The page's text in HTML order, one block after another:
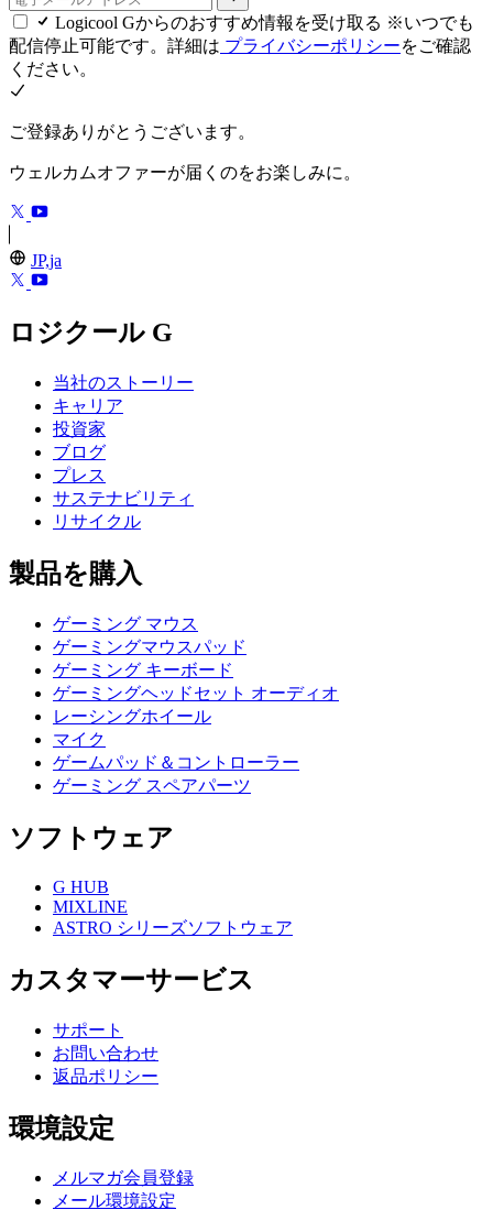
Logicool Gからのおすすめ情報を受け取る ※いつでも
配信停止可能です。詳細は プライバシーポリシーをご確認
ください。
ご登録ありがとうございます。
ウェルカムオファーが届くのをお楽しみに。
JP,ja
ロジクール G
当社のストーリー
キャリア
投資家
ブログ
プレス
サステナビリティ
リサイクル
製品を購入
ゲーミング マウス
ゲーミングマウスパッド
ゲーミング キーボード
ゲーミングヘッドセット オーディオ
レーシングホイール
マイク
ゲームパッド＆コントローラー
ゲーミング スペアパーツ
ソフトウェア
G HUB
MIXLINE
ASTRO シリーズソフトウェア
カスタマーサービス
サポート
お問い合わせ
返品ポリシー
環境設定
メルマガ会員登録
メール環境設定